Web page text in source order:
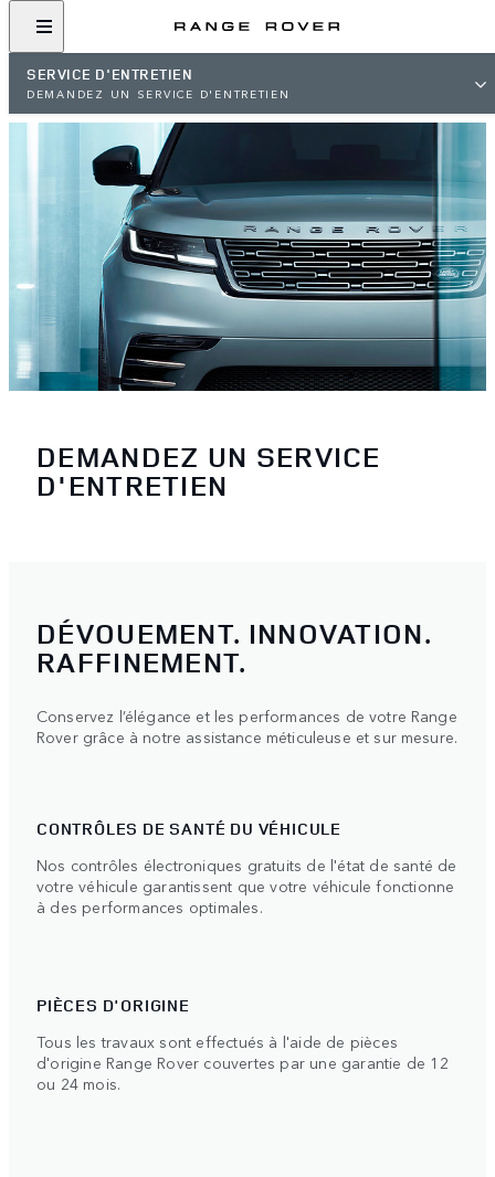
SERVICE D'ENTRETIEN
DEMANDEZ UN SERVICE D'ENTRETIEN
DEMANDEZ UN SERVICE
D'ENTRETIEN
DÉVOUEMENT. INNOVATION.
RAFFINEMENT.
Conservez l’élégance et les performances de votre Range
Rover grâce à notre assistance méticuleuse et sur mesure.
CONTRÔLES DE SANTÉ DU VÉHICULE
Nos contrôles électroniques gratuits de l'état de santé de
votre véhicule garantissent que votre véhicule fonctionne
à des performances optimales.
PIÈCES D'ORIGINE
Tous les travaux sont effectués à l'aide de pièces
d'origine Range Rover couvertes par une garantie de 12
ou 24 mois.